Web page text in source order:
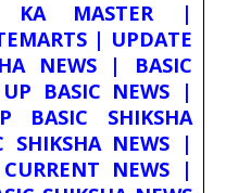
MASTER |
| UPDATE
NEWS | BASIC
BASIC NEWS |
BASIC SHIKSHA
SHIKSHA NEWS |
NEWS |